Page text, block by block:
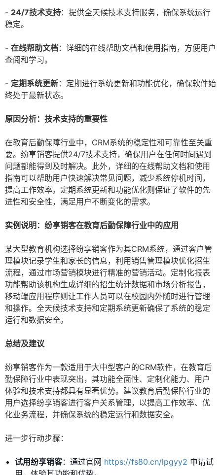
- 24/7技术支持：提供全天候技术支持服务，确保系统运行
稳定。
- 在线帮助文档：详细的在线帮助文档和使用指南，方便用户
查阅和学习。
- 定期系统更新：定期进行系统更新和功能优化，确保软件始
终处于最新状态。
原因分析：技术支持的重要性
在教育后勤保障行业中，CRM系统的稳定性和可靠性至关重
要。纷享销客提供24/7技术支持，确保用户在任何时间遇到
问题都能得到及时解决。此外，详细的在线帮助文档和使用
指南可以帮助用户快速解决常见问题，减少系统停机时间，
提高工作效率。定期系统更新和功能优化则保证了软件的先
进性和安全性，满足用户不断变化的需求。
实例说明：纷享销客在教育后勤保障行业中的应用
某大型教育机构选择纷享销客作为其CRM系统，通过客户管
理模块记录学生和家长的信息，利用销售管理模块优化招生
流程，通过市场营销模块进行精准的营销活动。定制化报表
功能帮助该机构生成详细的招生统计数据和市场分析报告，
移动端应用程序则让工作人员可以在校园内外随时进行管理
和操作。全天候技术支持和定期系统更新确保了系统的稳定
运行和数据安全。
总结及建议
纷享销客作为一款适用于大中型客户的CRM软件，在教育后
勤保障行业中表现突出，其功能全面性、定制化能力、用户
体验和技术支持都具有显著优势。建议教育后勤保障行业的
用户选择纷享销客进行客户关系管理，以提高工作效率、优
化业务流程，并确保系统的稳定运行和数据安全。
进一步行动步骤：
试用纷享销客：通过官网 https://fs80.cn/lpgyy2 申请试